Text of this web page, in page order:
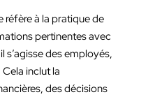
réfère à la pratique de
pertinentes avec
s’agisse des employés,
inclut la
des décisions